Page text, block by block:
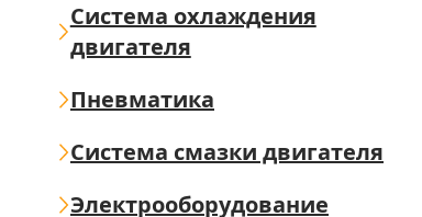
Система охлаждения
двигателя
Пневматика
Система смазки двигателя
Электрооборудование